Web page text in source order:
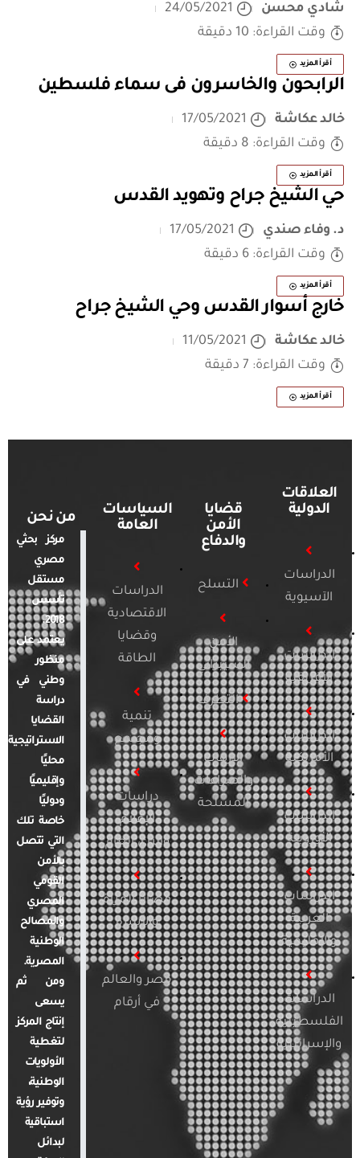
شادي محسن
24/05/2021
وقت القراءة: 10 دقيقة
أقرأ المزيد
الرابحون والخاسرون فى سماء فلسطين
خالد عكاشة
17/05/2021
وقت القراءة: 8 دقيقة
أقرأ المزيد
حي الشيخ جراح وتهويد القدس
د. وفاء صندي
17/05/2021
وقت القراءة: 6 دقيقة
أقرأ المزيد
خارج أسوار القدس وحي الشيخ جراح
خالد عكاشة
11/05/2021
وقت القراءة: 7 دقيقة
أقرأ المزيد
العلاقات
الدولية
الدراسات
الآسيوية
الدراسات
الأفريقية
الدراسات
الأمريكية
الدراسات
الأوروبية
الدراسات
العربية
والإقليمية
الدراسات
الفلسطينية
والإسرائيلية
قضايا
الأمن
والدفاع
التسلح
الأمن
السيبراني
التطرف
الإرهاب
والصراعات
المسلحة
السياسات
العامة
الدراسات
الاقتصادية
وقضايا
الطاقة
تنمية
ومجتمع
دراسات
الإعلام
والرأي العام
قضايا المرأة
والأسرة
مصر والعالم
في أرقام
من نحن
مركز بحثي
مصري
مستقل
تأسس
2018.
يعتمد على
منظور
وطني في
دراسة
القضايا
الاستراتيجية
محليًا
وإقليميًا
ودوليًا
خاصة تلك
التي تتصل
بالأمن
القومي
المصري
والمصالح
الوطنية
المصرية.
ومن ثم
يسعى
إنتاج المركز
لتغطية
الأولويات
الوطنية،
وتوفير رؤية
استباقية
لبدائل